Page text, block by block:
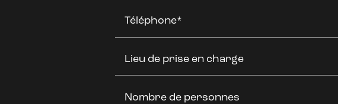
Téléphone*
Lieu de prise en charge
Nombre de personnes